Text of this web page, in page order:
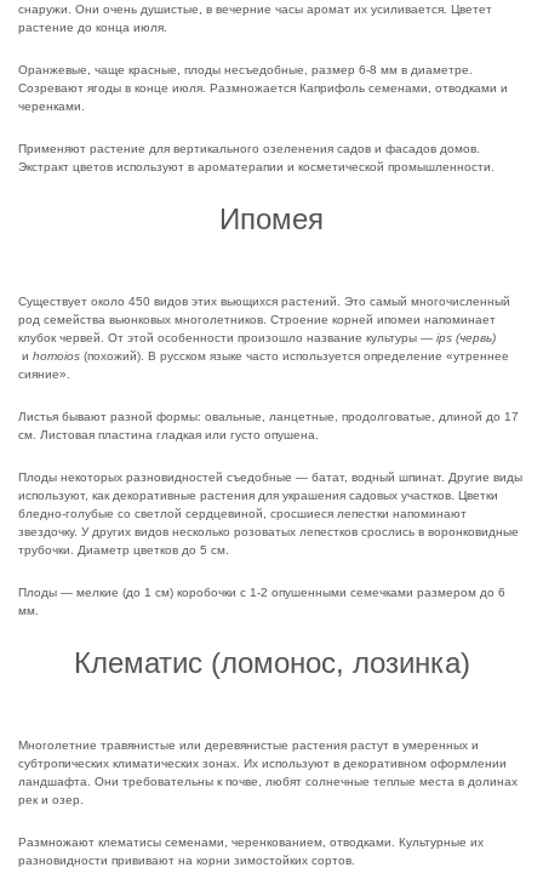
снаружи. Они очень душистые, в вечерние часы аромат их усиливается. Цветет
растение до конца июля.
Оранжевые, чаще красные, плоды несъедобные, размер 6-8 мм в диаметре.
Созревают ягоды в конце июля. Размножается Каприфоль семенами, отводками и
черенками.
Применяют растение для вертикального озеленения садов и фасадов домов.
Экстракт цветов используют в ароматерапии и косметической промышленности.
Ипомея
Существует около 450 видов этих вьющихся растений. Это самый многочисленный
род семейства вьюнковых многолетников. Строение корней ипомеи напоминает
клубок червей. От этой особенности произошло название культуры — ips (червь)
и homoios (похожий). В русском языке часто используется определение «утреннее
сияние».
Листья бывают разной формы: овальные, ланцетные, продолговатые, длиной до 17
см. Листовая пластина гладкая или густо опушена.
Плоды некоторых разновидностей съедобные — батат, водный шпинат. Другие виды
используют, как декоративные растения для украшения садовых участков. Цветки
бледно-голубые со светлой сердцевиной, сросшиеся лепестки напоминают
звездочку. У других видов несколько розоватых лепестков срослись в воронковидные
трубочки. Диаметр цветков до 5 см.
Плоды — мелкие (до 1 см) коробочки с 1-2 опушенными семечками размером до 6
мм.
Клематис (ломонос, лозинка)
Многолетние травянистые или деревянистые растения растут в умеренных и
субтропических климатических зонах. Их используют в декоративном оформлении
ландшафта. Они требовательны к почве, любят солнечные теплые места в долинах
рек и озер.
Размножают клематисы семенами, черенкованием, отводками. Культурные их
разновидности прививают на корни зимостойких сортов.